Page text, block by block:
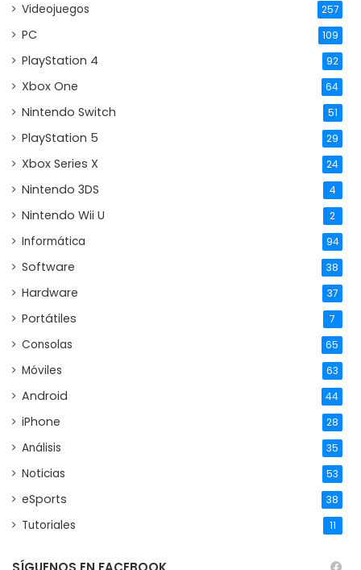
Videojuegos 257
PC 109
PlayStation 4 92
Xbox One 64
Nintendo Switch 51
PlayStation 5 29
Xbox Series X 24
Nintendo 3DS 4
Nintendo Wii U 2
Informática 94
Software 38
Hardware 37
Portátiles 7
Consolas 65
Móviles 63
Android 44
iPhone 28
Análisis 35
Noticias 53
eSports 38
Tutoriales 11